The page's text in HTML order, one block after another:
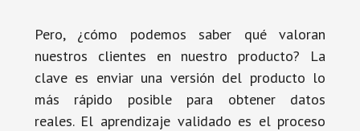
Pero, ¿cómo podemos saber qué valoran
nuestros clientes en nuestro producto? La
clave es enviar una versión del producto lo
más rápido posible para obtener datos
reales. El aprendizaje validado es el proceso